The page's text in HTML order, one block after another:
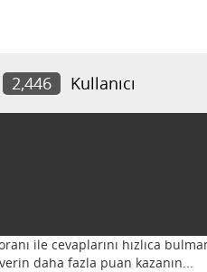
2,446 Kullanıcı
ile cevaplarını hızlıca
daha fazla puan kazanın...